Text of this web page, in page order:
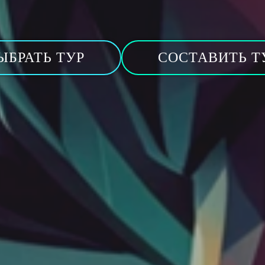
ТУР СОСТАВИТЬ